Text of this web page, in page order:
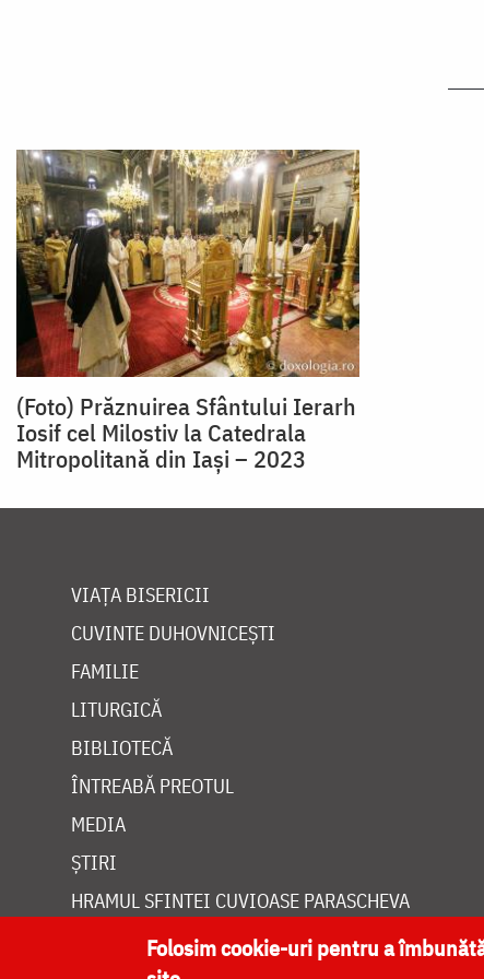
(Foto) Prăznuirea Sfântului Ierarh
Iosif cel Milostiv la Catedrala
Mitropolitană din Iași – 2023
VIAȚA BISERICII
CUVINTE DUHOVNICEȘTI
FAMILIE
LITURGICĂ
BIBLIOTECĂ
ÎNTREABĂ PREOTUL
MEDIA
ȘTIRI
HRAMUL SFINTEI CUVIOASE PARASCHEVA
Folosim cookie-uri pentru a